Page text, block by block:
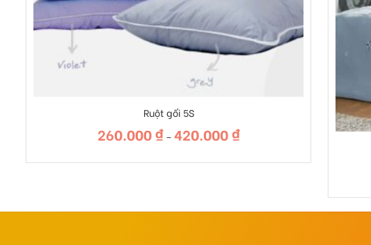
Ruột gối 5S
260.000₫ –420.000₫Khoảng
giá:
260.000 ₫
+